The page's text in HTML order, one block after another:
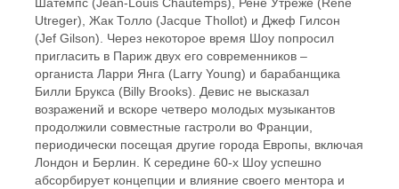
Utreger), Жак Толло (Jacque Thollot) и Джеф Гилсон
(Jef Gilson). Через некоторое время Шоу попросил
пригласить в Париж двух его современников –
органиста Ларри Янга (Larry Young) и барабанщика
Билли Брукса (Billy Brooks). Девис не высказал
возражений и вскоре четверо молодых музыкантов
продолжили совместные гастроли во Франции,
периодически посещая другие города Европы, включая
Лондон и Берлин. К середине 60-х Шоу успешно
абсорбирует концепции и влияние своего ментора и